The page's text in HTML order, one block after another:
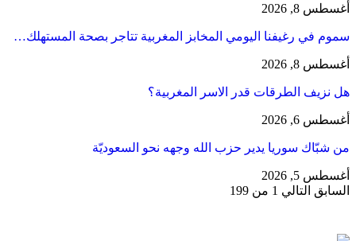
أغسطس 8, 2026
سموم في رغيفنا اليومي المخابز المغربية تتاجر بصحة المستهلك…
أغسطس 8, 2026
هل نزيف الطرقات قدر الاسر المغربية؟
أغسطس 6, 2026
من شبّاك سوريا يدير حزب الله وجهه نحو السعوديّة
أغسطس 5, 2026
السابق التالي 1 من 199